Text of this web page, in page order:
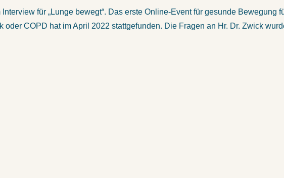
Interview für „Lunge bewegt“. Das erste Online-Event für gesunde Bewegung
oder COPD hat im April 2022 stattgefunden. Die Fragen an Hr. Dr. Zwick